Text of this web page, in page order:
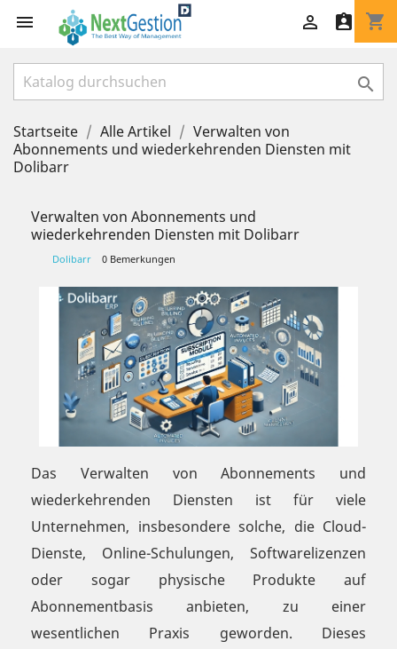
 shopping_cart
 

Startseite Alle Artikel
Verwalten von
Abonnements und wiederkehrenden Diensten mit
Dolibarr
Verwalten von Abonnements und
wiederkehrenden Diensten mit Dolibarr
Dolibarr 0 Bemerkungen
Das Verwalten von Abonnements und
wiederkehrenden Diensten ist für viele
Unternehmen, insbesondere solche, die Cloud-
Dienste, Online-Schulungen, Softwarelizenzen
oder sogar physische Produkte auf
Abonnementbasis anbieten, zu einer
wesentlichen Praxis geworden. Dieses